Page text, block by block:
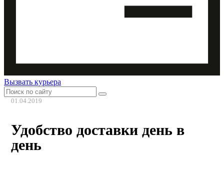
Вызвать курьера
Удобство доставки день в
день
01.04.2019